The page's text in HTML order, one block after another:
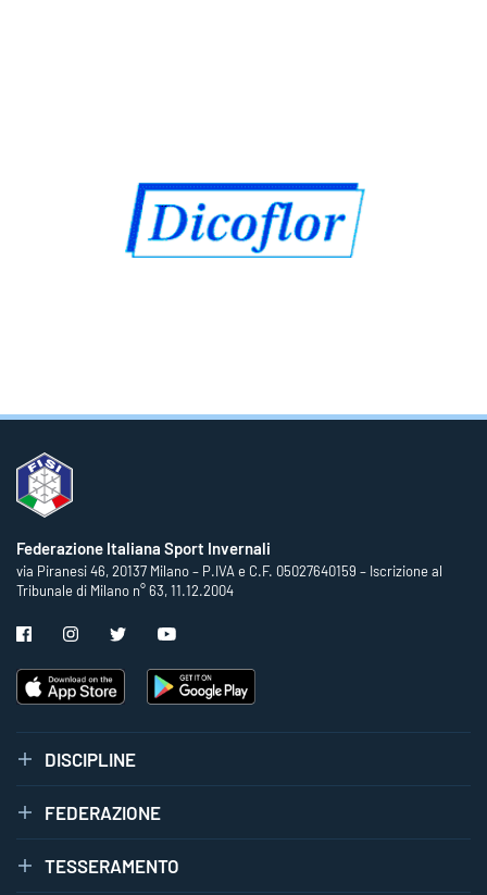
Federazione Italiana Sport Invernali
via Piranesi 46, 20137 Milano – P.IVA e C.F. 05027640159 – Iscrizione al
Tribunale di Milano n° 63, 11.12.2004
DISCIPLINE
FEDERAZIONE
TESSERAMENTO